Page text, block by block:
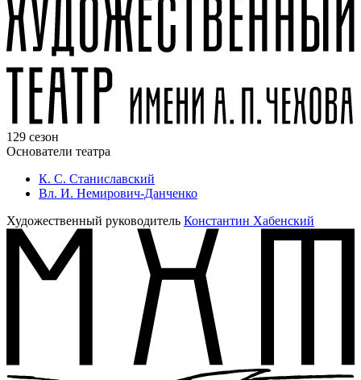
129 сезон
Основатели театра
К. С. Станиславский
Вл. И. Немирович-Данченко
Художественный руководитель Константин Хабенский